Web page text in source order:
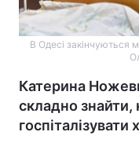
В Одесі закінчуються
Катерина
складно
госпіталізувати